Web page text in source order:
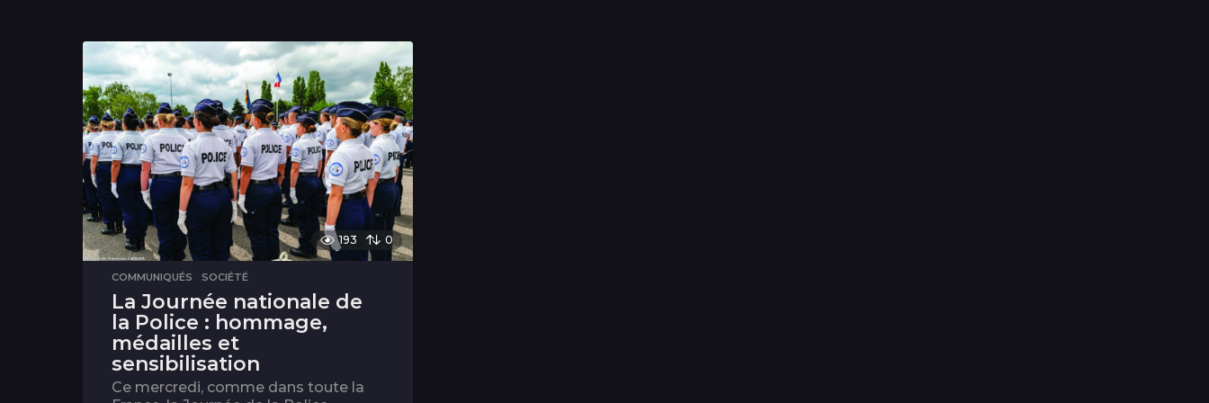
193 0
COMMUNIQUÉS ,SOCIÉTÉ
La Journée nationale de
la Police : hommage,
médailles et
sensibilisation
Ce mercredi, comme dans toute la